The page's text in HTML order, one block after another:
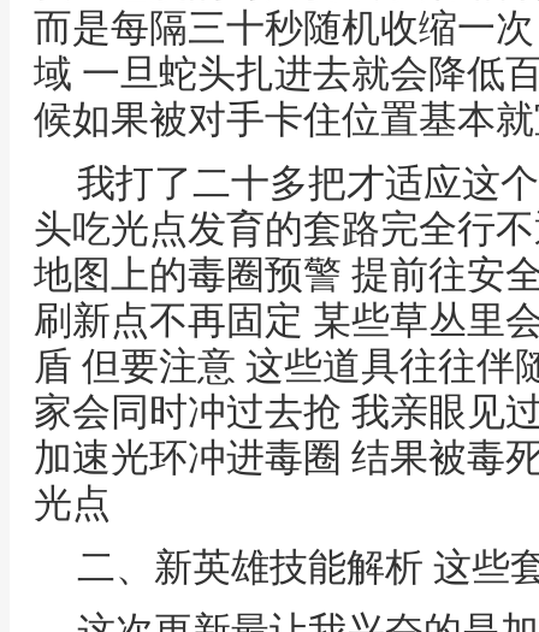
而是每隔三十秒随机收缩一
域 一旦蛇头扎进去就会降低
候如果被对手卡住位置基本
我打了二十多把才适应这
头吃光点发育的套路完全行
地图上的毒圈预警 提前往安
刷新点不再固定 某些草丛里
盾 但要注意 这些道具往往伴
家会同时冲过去抢 我亲眼见
加速光环冲进毒圈 结果被毒
光点
二、新英雄技能解析 这些